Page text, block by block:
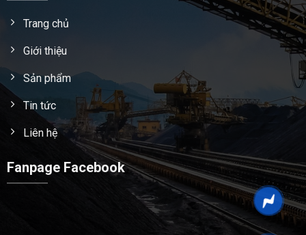
Trang chủ
Giới thiệu
Sản phẩm
Tin tức
Liên hệ
Fanpage Facebook